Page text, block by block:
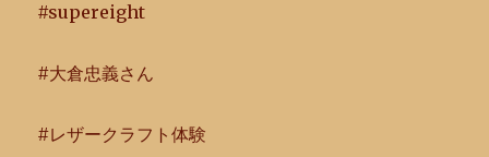
#supereight
#大倉忠義さん
#レザークラフト体験